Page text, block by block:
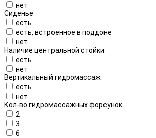
нет
Сиденье
есть
есть, встроенное в поддоне
нет
Наличие центральной стойки
есть
нет
Вертикальный гидромассаж
есть
нет
Кол-во гидромассажных форсунок
2
3
6